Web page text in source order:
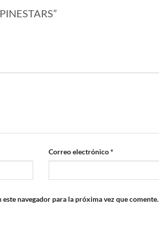
Correo electrónico*
navegador para la próxima vez que comente.